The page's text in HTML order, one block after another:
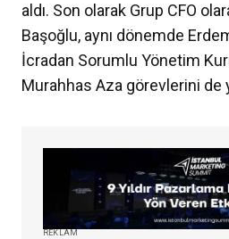
aldı. Son olarak Grup CFO
Başoğlu, aynı dönemde
İcradan Sorumlu Yönetim
Murahhas Aza görevlerini de
REKLAM